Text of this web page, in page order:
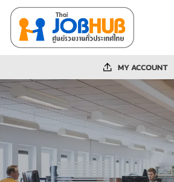
MY ACCOUNT